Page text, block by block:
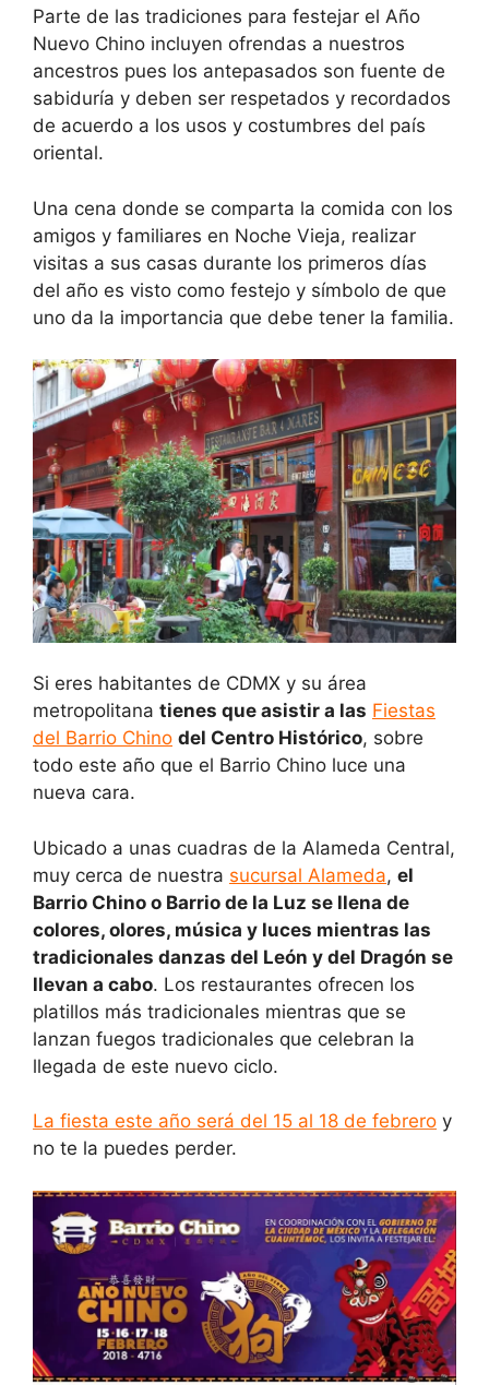
Parte de las tradiciones para festejar el Año
Nuevo Chino incluyen ofrendas a nuestros
ancestros pues los antepasados son fuente de
sabiduría y deben ser respetados y recordados
de acuerdo a los usos y costumbres del país
oriental.
Una cena donde se comparta la comida con los
amigos y familiares en Noche Vieja, realizar
visitas a sus casas durante los primeros días
del año es visto como festejo y símbolo de que
uno da la importancia que debe tener la familia.
Si eres habitantes de CDMX y su área
metropolitana tienes que asistir a las Fiestas
del Barrio Chino del Centro Histórico, sobre
todo este año que el Barrio Chino luce una
nueva cara.
Ubicado a unas cuadras de la Alameda Central,
muy cerca de nuestra sucursal Alameda, el
Barrio Chino o Barrio de la Luz se llena de
colores, olores, música y luces mientras las
tradicionales danzas del León y del Dragón se
llevan a cabo. Los restaurantes ofrecen los
platillos más tradicionales mientras que se
lanzan fuegos tradicionales que celebran la
llegada de este nuevo ciclo.
La fiesta este año será del 15 al 18 de febrero y
no te la puedes perder.